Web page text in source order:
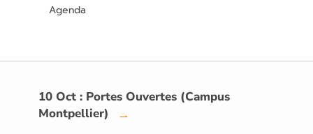
Agenda
10 Oct : Portes Ouvertes (Campus
Montpellier)
→